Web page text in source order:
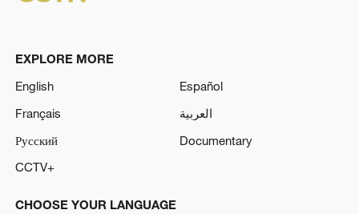
EXPLORE MORE
English
Español
Français
العربية
Русский
Documentary
CCTV+
CHOOSE YOUR LANGUAGE